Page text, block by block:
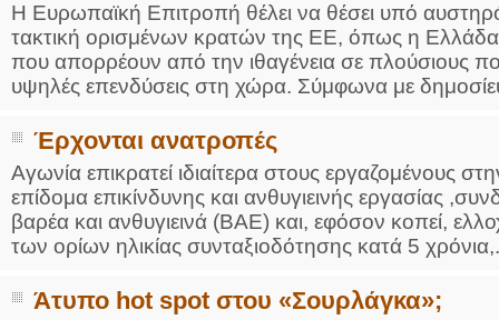
Η Ευρωπαϊκή Επιτροπή θέλει να θέσει υπό αυστηρό
τακτική ορισμένων κρατών της ΕΕ, όπως η
που απορρέουν από την ιθαγένεια σε πλούσιους
υψηλές επενδύσεις στη χώρα. Σύμφωνα με
Έρχονται ανατροπές
Αγωνία επικρατεί ιδιαίτερα στους εργαζομένους
επίδομα επικίνδυνης και ανθυγιεινής εργασίας
βαρέα και ανθυγιεινά (ΒΑΕ) και, εφόσον κοπεί,
των ορίων ηλικίας συνταξιοδότησης κατά 5
Άτυπο hot spot στου «Σουρλάγκα»;